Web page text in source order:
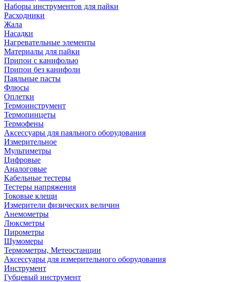
Наборы инструментов для пайки
Расходники
Жала
Насадки
Нагревательные элементы
Материалы для пайки
Припои с канифолью
Припои без канифоли
Паяльные пасты
Флюсы
Оплетки
Термоинструмент
Термопинцеты
Термофены
Аксессуары для паяльного оборудования
Измерительное
Мультиметры
Цифровые
Аналоговые
Кабельные тестеры
Тестеры напряжения
Токовые клещи
Измерители физических величин
Анемометры
Люксметры
Пирометры
Шумомеры
Термометры, Метеостанции
Аксессуары для измерительного оборудования
Инструмент
Губцевый инструмент